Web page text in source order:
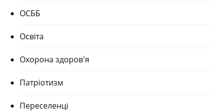
ОСББ
Освіта
Охорона здоров'я
Патріотизм
Переселенці